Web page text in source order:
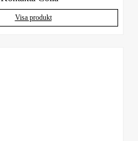
Visa produkt